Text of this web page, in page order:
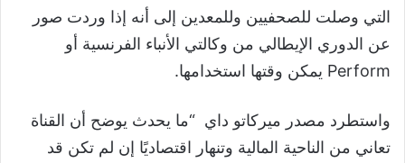
التي وصلت للصحفيين وللمعدين إلى أنه إذا وردت صور
عن الدوري الإيطالي من وكالتي الأنباء الفرنسية أو
Perform يمكن وقتها استخدامها.
واستطرد مصدر ميركاتو داي “ما يحدث يوضح أن القناة
تعاني من الناحية المالية وتنهار اقتصاديًا إن لم تكن قد